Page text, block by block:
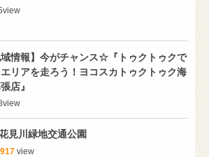
view
域情報】今がチャンス☆『トゥクトゥクで
リアを走ろう！ヨコスカトゥクトゥク海
店』
view
見川緑地交通公園
view